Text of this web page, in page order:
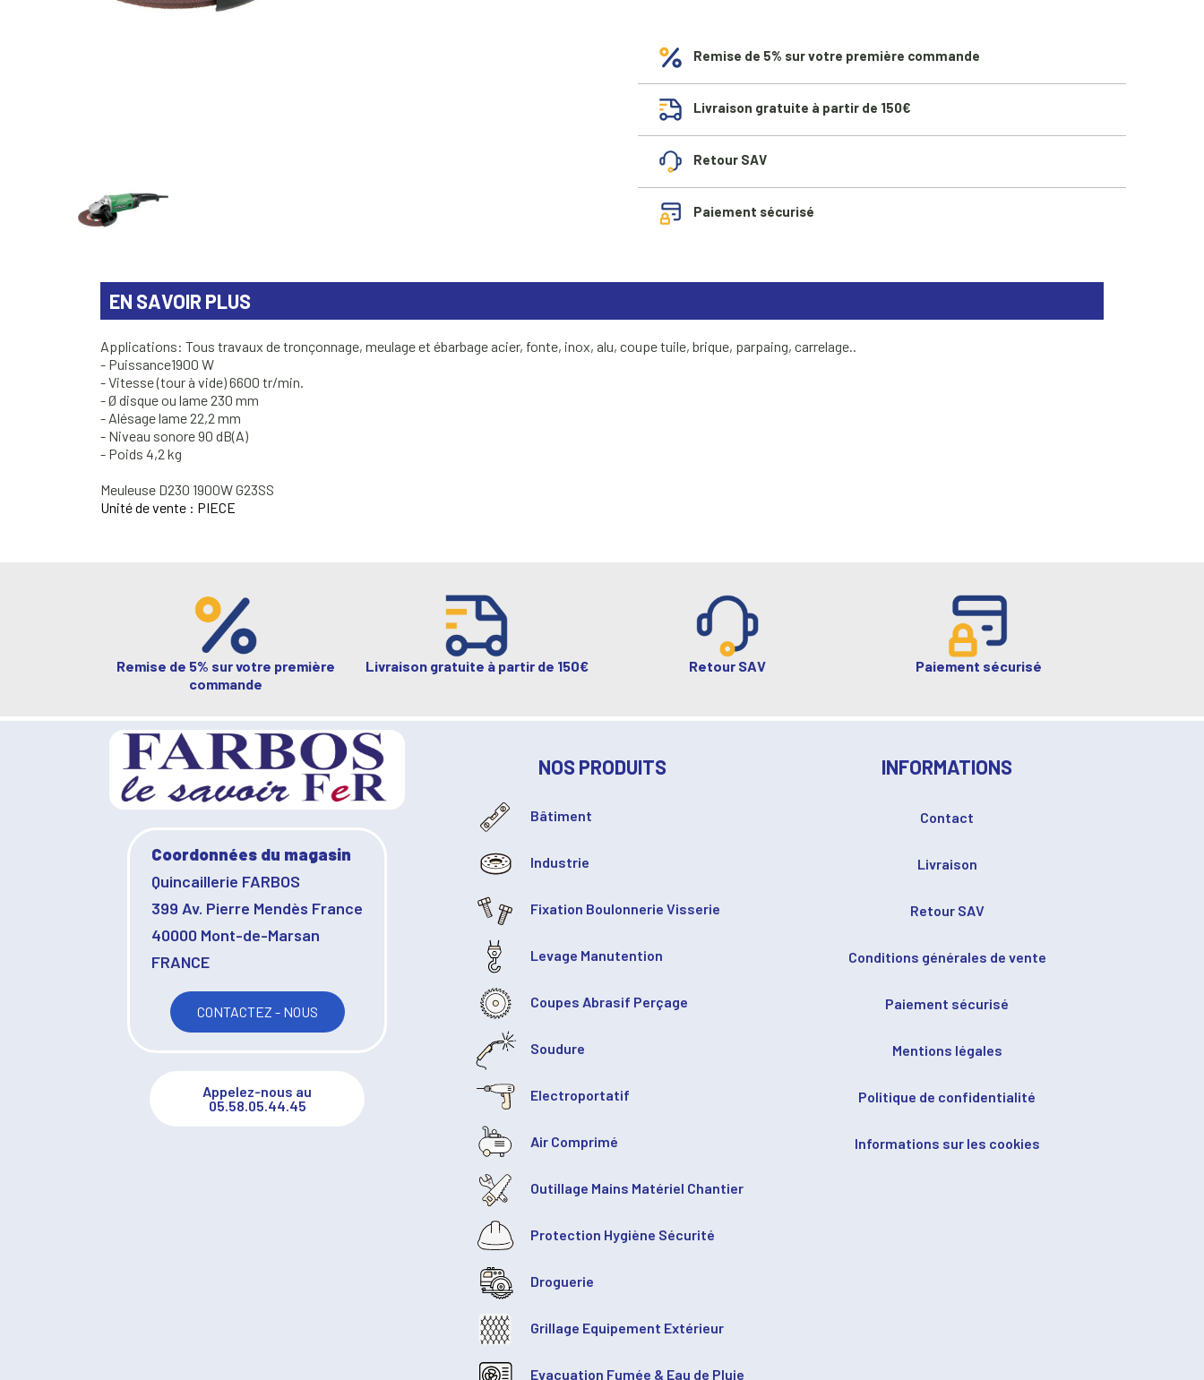
Remise de 5% sur votre première commande
Livraison gratuite à partir de 150€
Retour SAV
Paiement sécurisé
EN SAVOIR PLUS
Applications: Tous travaux de tronçonnage, meulage et ébarbage acier, fonte, inox, alu, coupe tuile, brique, parpaing, carrelage..
- Puissance1900 W
- Vitesse (tour à vide) 6600 tr/min.
- Ø disque ou lame 230 mm
- Alésage lame 22,2 mm
- Niveau sonore 90 dB(A)
- Poids 4,2 kg
Meuleuse D230 1900W G23SS
Unité de vente : PIECE
Remise de 5% sur votre première
commande
Livraison gratuite à partir de 150€ Retour SAV Paiement sécurisé
Coordonnées du magasin
Quincaillerie FARBOS
399 Av. Pierre Mendès France
40000 Mont-de-Marsan
FRANCE
CONTACTEZ - NOUS
Appelez-nous au
05.58.05.44.45
NOS PRODUITS
Bâtiment
Industrie
Fixation Boulonnerie Visserie
Levage Manutention
Coupes Abrasif Perçage
Soudure
Electroportatif
Air Comprimé
Outillage Mains Matériel Chantier
Protection Hygiène Sécurité
Droguerie
Grillage Equipement Extérieur
Evacuation Fumée & Eau de Pluie
INFORMATIONS
Contact
Livraison
Retour SAV
Conditions générales de vente
Paiement sécurisé
Mentions légales
Politique de confidentialité
Informations sur les cookies